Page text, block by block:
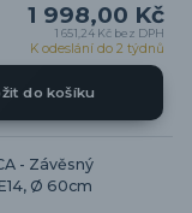
1 998,00 Kč
1 651,24 Kč bez DPH
K odeslání do 2 týdnů
do košíku
- Závěsný
Ø 60cm